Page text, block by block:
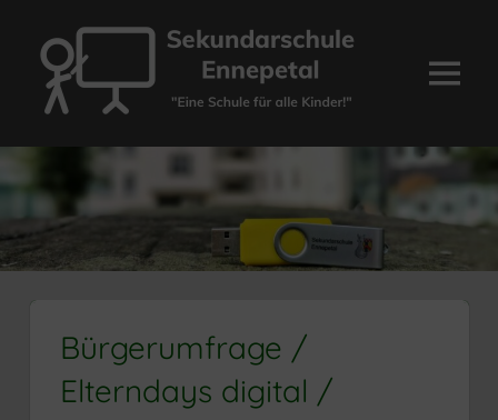
Inhalt
springen
Sekundarschule
Ennepetal
Menü
Bürgerumfrage /
Elterndays digital /